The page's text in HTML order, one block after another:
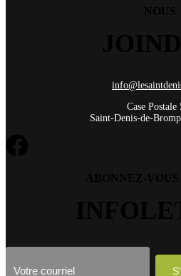
Case Postale
Saint-Denis-de-